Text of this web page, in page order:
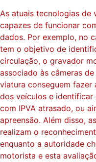
As atuais tecnologias de
capazes de funcionar
dados. Por exemplo, no
tem o objetivo de
circulação, o gravador
associado às câmeras
viatura conseguem fazer
dos veículos e identificar
com IPVA atrasado, ou
apreensão. Além disso,
realizam o
enquanto a autoridade
motorista e esta